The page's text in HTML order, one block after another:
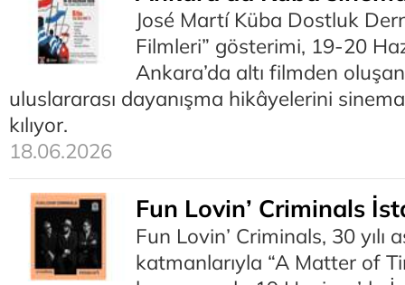
José Martí Küba Dostluk
Filmleri” gösterimi, 19-20
Ankara’da altı filmden
uluslararası dayanışma hikâyelerini
kılıyor.
18.06.2026
Fun Lovin’ Criminals
Fun Lovin’ Criminals, 30
katmanlarıyla “A Matter of